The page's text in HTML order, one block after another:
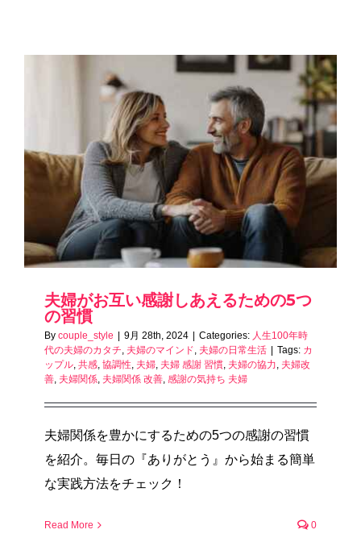
夫婦がお互い感謝しあえるための5つ
の習慣
By couple_style 9月 28th, 2024 Categories: 人生100年時
代の夫婦のカタチ, 夫婦のマインド, 夫婦の日常生活 Tags: カ
ップル, 共感, 協調性, 夫婦, 夫婦 感謝 習慣, 夫婦の協力, 夫婦改
善, 夫婦関係, 夫婦関係 改善, 感謝の気持ち 夫婦
夫婦関係を豊かにするための5つの感謝の習慣
を紹介。毎日の『ありがとう』から始まる簡単
な実践方法をチェック！
Read More 0